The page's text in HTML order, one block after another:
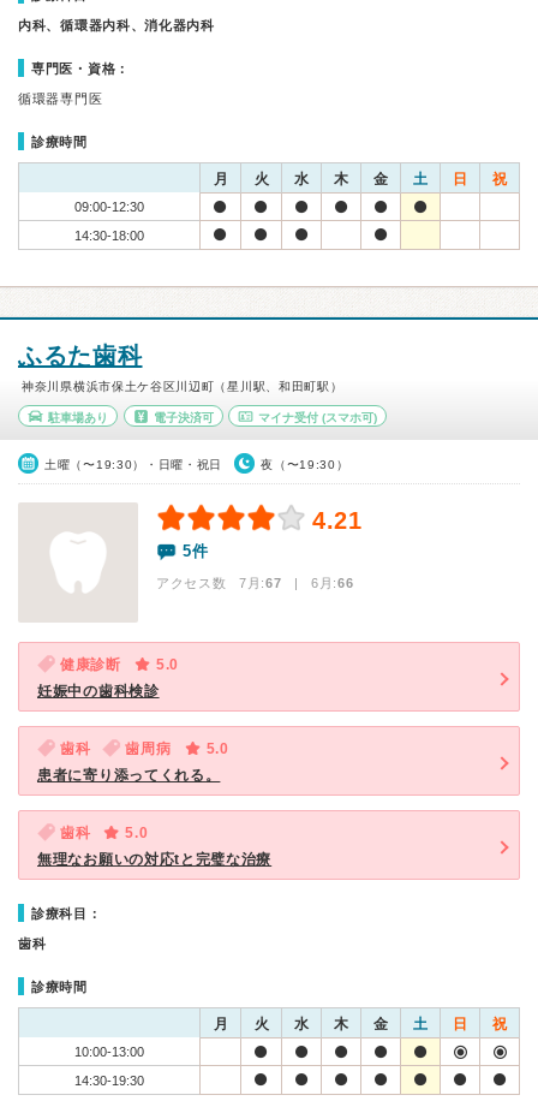
内科、循環器内科、消化器内科
専門医・資格：
循環器専門医
診療時間
月 火 水 木 金 土 日 祝
09:00-12:30
14:30-18:00
ふるた歯科
神奈川県横浜市保土ケ谷区川辺町（星川駅、和田町駅）
駐車場あり 電子決済可 マイナ受付 (スマホ可)
土曜（〜19:30）・日曜・祝日 夜（〜19:30）
4.21
5件
アクセス数 7月:67 | 6月:66
健康診断
5.0
妊娠中の歯科検診
歯科 歯周病
5.0
患者に寄り添ってくれる。
歯科
5.0
無理なお願いの対応tと完璧な治療
診療科目：
歯科
診療時間
月 火 水 木 金 土 日 祝
10:00-13:00
14:30-19:30